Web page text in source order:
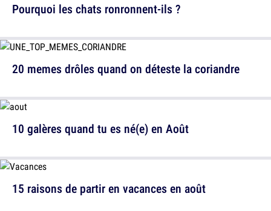
20 memes drôles quand on déteste la coriandre
15 raisons de partir en vacances en août
Pourquoi les chats ronronnent-ils ?
10 galères quand tu es né(e) en Août